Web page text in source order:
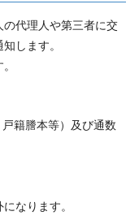
代理人や第三者に交
します。
籍謄本等）及び通数
なります。